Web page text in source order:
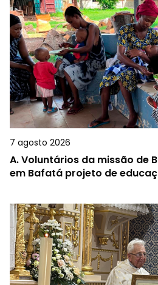
7 agosto 2026
A.Voluntários da missão de
em Bafatá projeto de